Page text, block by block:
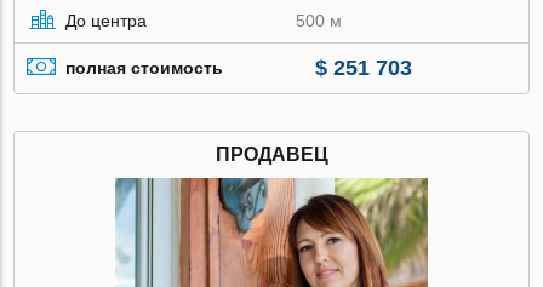
До центра
500 м
полная стоимость $ 251 703
ПРОДАВЕЦ